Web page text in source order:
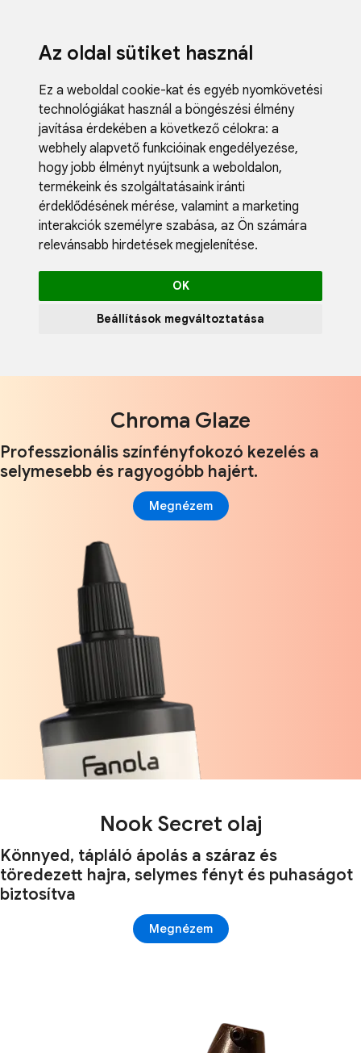
Az oldal sütiket használ
Ez a weboldal cookie-kat és egyéb nyomkövetési
technológiákat használ a böngészési élmény
javítása érdekében a következő célokra: a
webhely alapvető funkcióinak engedélyezése,
hogy jobb élményt nyújtsunk a weboldalon,
termékeink és szolgáltatásaink iránti
érdeklődésének mérése, valamint a marketing
interakciók személyre szabása, az Ön számára
relevánsabb hirdetések megjelenítése.
OK
Beállítások megváltoztatása
Chroma Glaze
Professzionális színfényfokozó kezelés a
selymesebb és ragyogóbb hajért.
Megnézem
Nook Secret olaj
Könnyed, tápláló ápolás a száraz és
töredezett hajra, selymes fényt és puhaságot
biztosítva
Megnézem